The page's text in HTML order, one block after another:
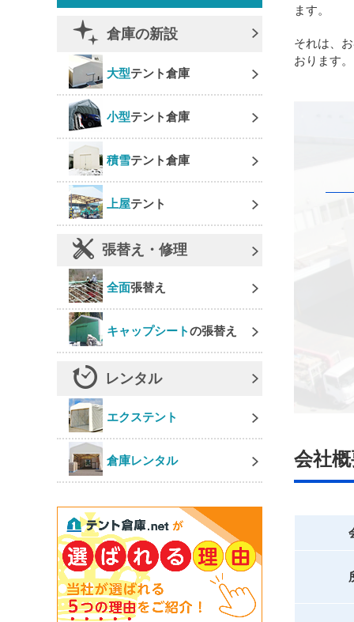
倉庫の新設
大型テント倉庫
小型テント倉庫
積雪テント倉庫
上屋テント
張替え・修理
全面張替え
キャップシートの張替え
レンタル
エクステント
倉庫レンタル
ます。
それは、
おります。
会社